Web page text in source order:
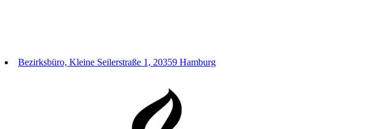
Bezirksbüro, Kleine Seilerstraße 1, 20359 Hamburg